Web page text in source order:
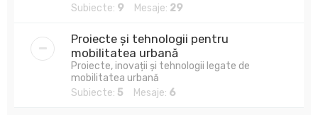
Subiecte: 9 Mesaje: 29
Proiecte și tehnologii pentru
mobilitatea urbană
Proiecte, inovații și tehnologii legate de
mobilitatea urbană
Subiecte: 5 Mesaje: 6